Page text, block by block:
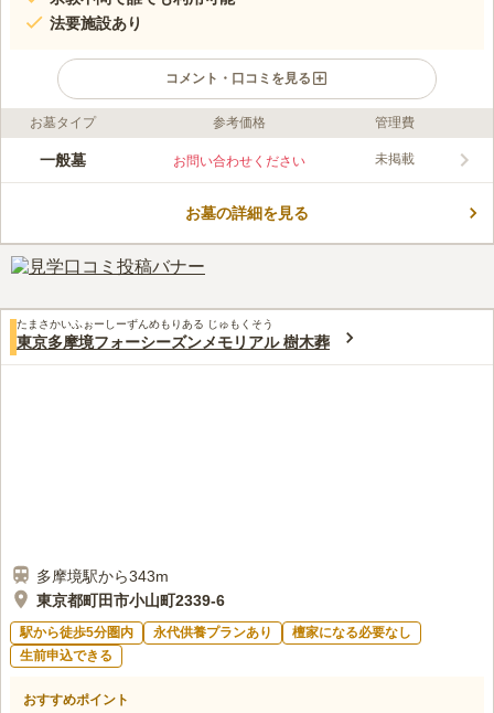
法要施設あり
コメント・口コミを見る
ライフドット編集部のコメント
多摩境フォーシーズンメモリアルは町田市にある民営霊園で、一
のよい立地でありながら、自然が豊かなで落ち着いた環境です。
とができます。敷地内に駐車場も完備しています。
口コミ評価
50代女性
自宅の最寄り駅はＪＲ横浜線の町田駅。相模原駅で京王線に乗り
換えるのですが、乗換駅のフローリストでお供えのお花を購入することが
多いです。霊園は日比谷花壇が今は経営しているので、時と場合によって
お墓タイプ 参考価格 管理費
一般墓 お問い合わせください 未掲載
お墓の詳細を見る
たまさかいふぉーしーずんめもりある じゅもくそう
東京多摩境フォーシーズンメモリアル 樹木葬
多摩境駅から343m
東京都町田市小山町2339-6
駅から徒歩5分圏内 永代供養プランあり
檀家になる必要なし
生前申込できる
おすすめポイント